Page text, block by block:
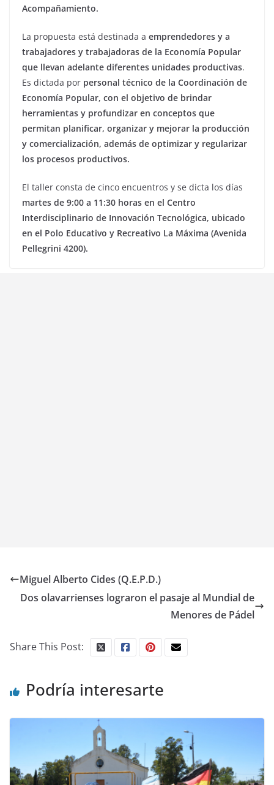
Acompañamiento.
La propuesta está destinada a emprendedores y a
trabajadores y trabajadoras de la Economía Popular
que llevan adelante diferentes unidades productivas.
Es dictada por personal técnico de la Coordinación de
Economía Popular, con el objetivo de brindar
herramientas y profundizar en conceptos que
permitan planificar, organizar y mejorar la producción
y comercialización, además de optimizar y regularizar
los procesos productivos.
El taller consta de cinco encuentros y se dicta los días
martes de 9:00 a 11:30 horas en el Centro
Interdisciplinario de Innovación Tecnológica, ubicado
en el Polo Educativo y Recreativo La Máxima (Avenida
Pellegrini 4200).
Miguel Alberto Cides (Q.E.P.D.)
Dos olavarrienses lograron el pasaje al Mundial de
Menores de Pádel
Share This Post:
Podría interesarte